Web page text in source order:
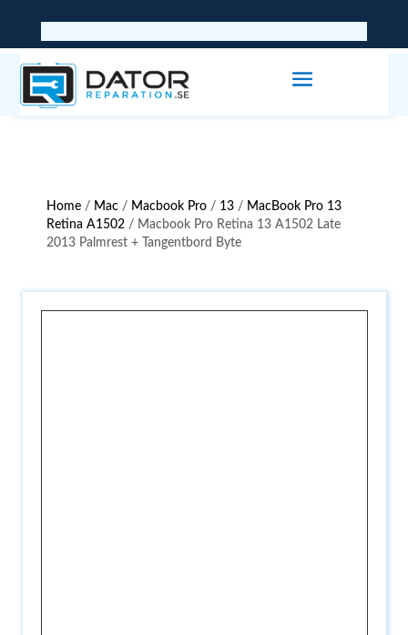
Home / Mac / Macbook Pro / 13 / MacBook Pro 13
Retina A1502 / Macbook Pro Retina 13 A1502 Late
2013 Palmrest + Tangentbord Byte